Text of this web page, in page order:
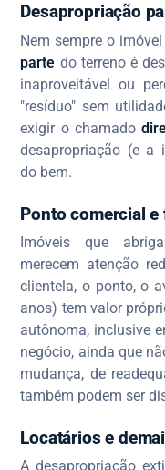
Desapropriação
Nem sempre o
parte do terreno é
inaproveitável ou
"resíduo" sem
exigir o chamado
desapropriação (e a
do bem.
Ponto comercial
Imóveis que
merecem atenção
clientela, o ponto, o
anos) tem valor
autônoma, inclusive
negócio, ainda que
mudança, de
também podem ser
Locatários e
A desapropriação